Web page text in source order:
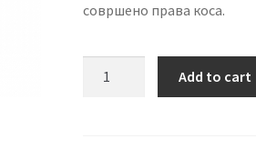
совршено права коса.
Add to cart